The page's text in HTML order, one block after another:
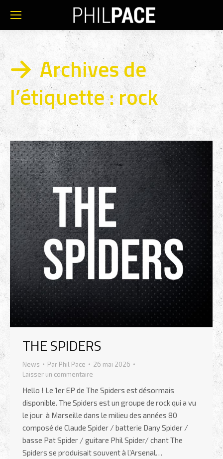
Archives de
l’étiquette :rock
THE SPIDERS
News Par Phil Pace
26 mai 2026
Laisser un commentaire
Hello ! Le 1er EP de The Spiders est désormais
disponible. The Spiders est un groupe de rock qui a vu
le jour à Marseille dans le milieu des années 80
composé de Claude Spider / batterie Dany Spider /
basse Pat Spider / guitare Phil Spider/ chant The
Spiders se produisait souvent à l’Arsenal…